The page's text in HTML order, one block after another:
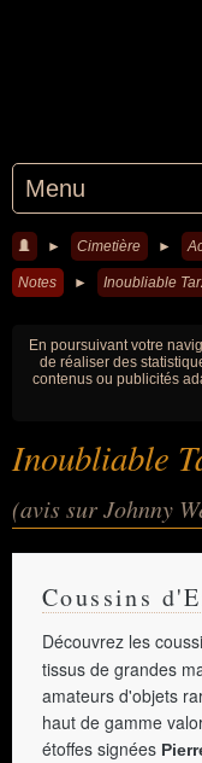
Menu
► Cimetière ►
Notes ► Inoubliable
En poursuivant votre
de réaliser des
contenus ou publicités
Inoubliable
(avis sur Johnny
Coussins
Découvrez les
tissus de grandes
amateurs d'objets
haut de gamme
étoffes signées